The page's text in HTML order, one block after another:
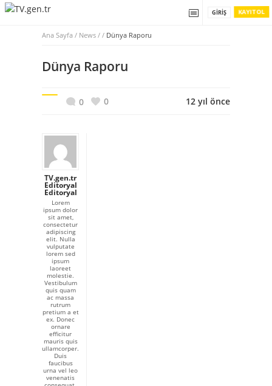
KAYIT OL
GIRIŞ
Ana Sayfa / News / / Dünya Raporu
Dünya Raporu
0 0 12 yıl önce
TV.gen.tr
Editoryal
Editoryal
Lorem
ipsum dolor
sit amet,
consectetur
adipiscing
elit. Nulla
vulputate
lorem sed
ipsum
laoreet
molestie.
Vestibulum
quis quam
ac massa
rutrum
pretium a et
ex. Donec
ornare
efficitur
mauris quis
ullamcorper.
Duis
faucibus
urna vel leo
venenatis